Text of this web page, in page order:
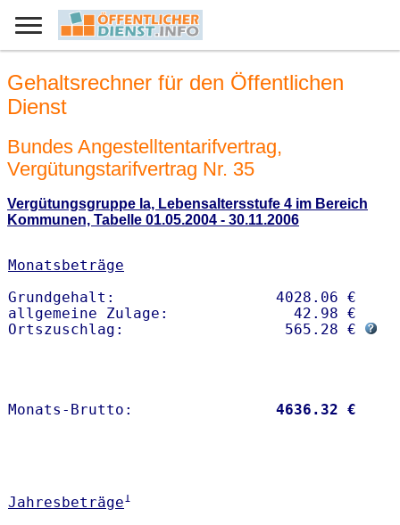
Gehaltsrechner für den Öffentlichen
Dienst
Bundes Angestelltentarifvertrag,
Vergütungstarifvertrag Nr. 35
Vergütungsgruppe Ia, Lebensaltersstufe 4 im Bereich
Kommunen, Tabelle 01.05.2004 - 30.11.2006
Monatsbeträge
Grundgehalt:                  4028.06 €
allgemeine Zulage:              42.98 €
Ortszuschlag:                  565.28 €
Monats-Brutto: 4636.32 €
Jahresbeträge1